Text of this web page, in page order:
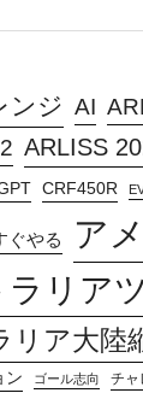
ンジ AI
ARLISS
CRF450R
ぐやる ア
ラリア
リア大陸
ン ゴール志向 チャ